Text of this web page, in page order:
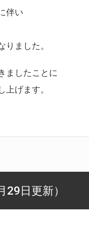
伴い
ました。
ましたことに
げます。
日更新）